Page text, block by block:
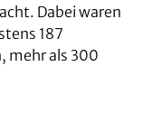
Dabei waren
187
mehr als 300